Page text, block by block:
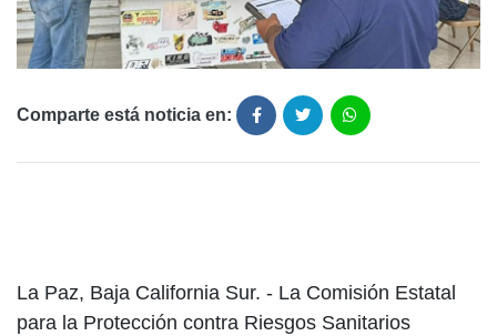
Comparte está noticia en:
La Paz, Baja California Sur. - La Comisión Estatal
para la Protección contra Riesgos Sanitarios